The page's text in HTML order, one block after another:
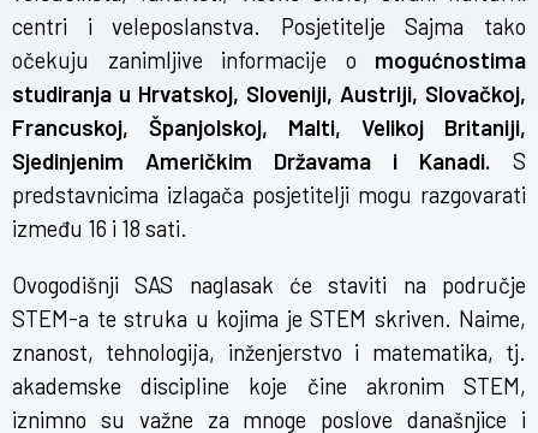
centri i veleposlanstva. Posjetitelje Sajma tako
očekuju zanimljive informacije o mogućnostima
studiranja u Hrvatskoj, Sloveniji, Austriji, Slovačkoj,
Francuskoj, Španjolskoj, Malti, Velikoj Britaniji,
Sjedinjenim Američkim Državama i Kanadi. S
predstavnicima izlagača posjetitelji mogu razgovarati
između 16 i 18 sati.
Ovogodišnji SAS naglasak će staviti na područje
STEM-a te struka u kojima je STEM skriven. Naime,
znanost, tehnologija, inženjerstvo i matematika, tj.
akademske discipline koje čine akronim STEM,
iznimno su važne za mnoge poslove današnjice i